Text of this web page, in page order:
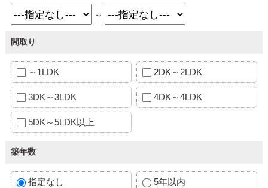
～
間取り
～1LDK 2DK～2LDK
3DK～3LDK 4DK～4LDK
5DK～5LDK以上
築年数
指定なし 5年以内